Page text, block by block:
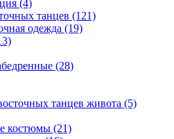
(4)
танцев (121)
одежда (19)
(28)
танцев живота (5)
костюмы (21)